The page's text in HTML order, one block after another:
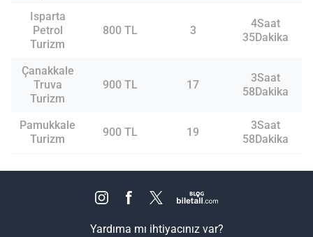
Isparta
Petrol
Turizm
800 TL 3
4Saat
35Dakika
Çanakkale
Truva
Turizm
900 TL 17
3Saat
58Dakika
Pamukkale
Turizm
900 TL 19
3Saat
58Dakika
Yardıma mı ihtiyacınız var?